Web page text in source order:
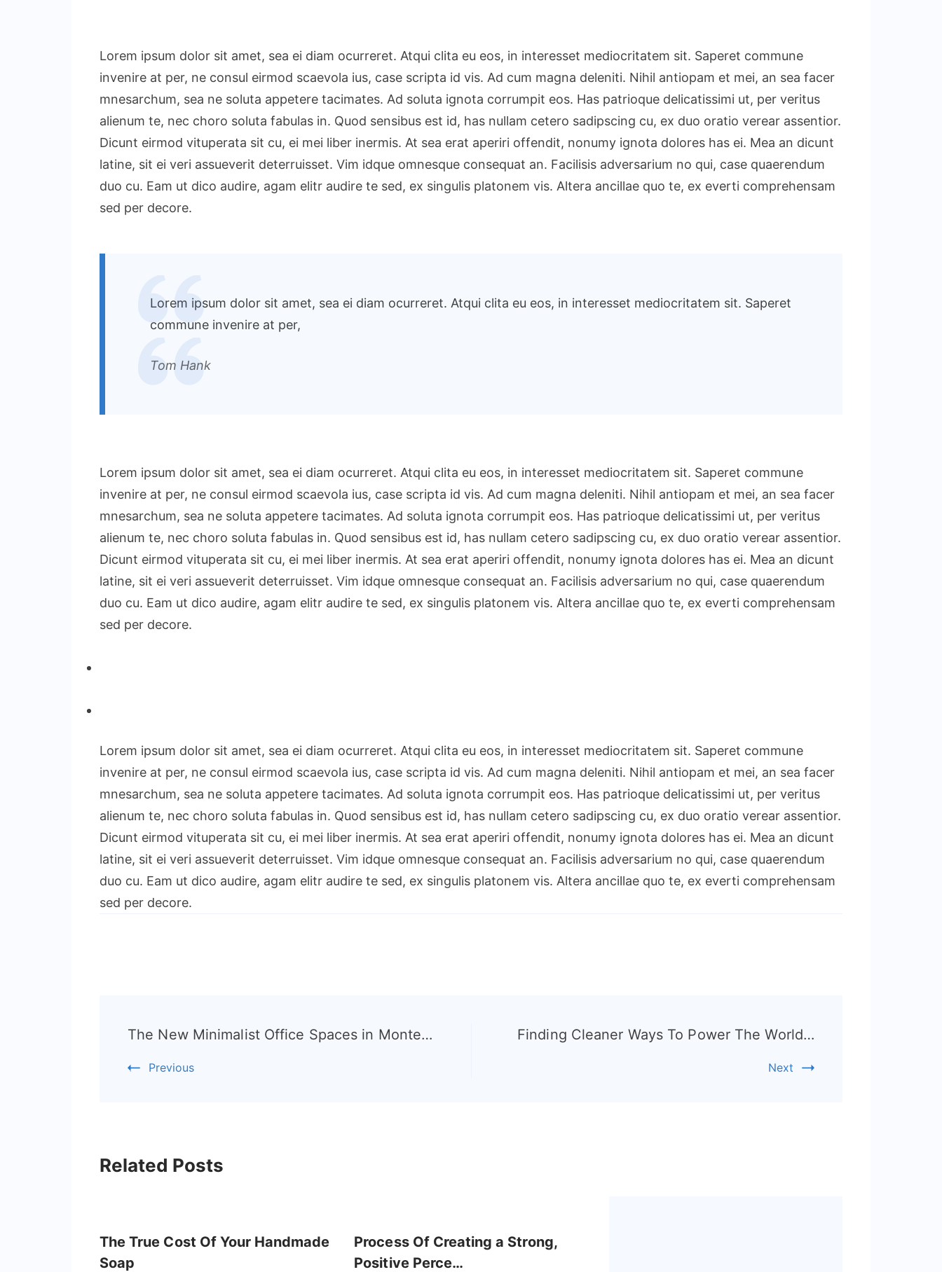
Help
You
With
Productivity
Lorem ipsum dolor sit amet, sea ei diam ocurreret. Atqui clita eu eos, in interesset mediocritatem sit. Saperet commune
invenire at per, ne consul eirmod scaevola ius, case scripta id vis. Ad cum magna deleniti. Nihil antiopam et mei, an sea facer
mnesarchum, sea ne soluta appetere tacimates. Ad soluta ignota corrumpit eos. Has patrioque delicatissimi ut, per veritus
alienum te, nec choro soluta fabulas in. Quod sensibus est id, has nullam cetero sadipscing cu, ex duo oratio verear assentior.
Dicunt eirmod vituperata sit cu, ei mei liber inermis. At sea erat aperiri offendit, nonumy ignota dolores has ei. Mea an dicunt
latine, sit ei veri assueverit deterruisset. Vim idque omnesque consequat an. Facilisis adversarium no qui, case quaerendum
duo cu. Eam ut dico audire, agam elitr audire te sed, ex singulis platonem vis. Altera ancillae quo te, ex everti comprehensam
sed per decore.
Lorem ipsum dolor sit amet, sea ei diam ocurreret. Atqui clita eu eos, in interesset mediocritatem sit. Saperet
commune invenire at per,
Tom Hank
Lorem ipsum dolor sit amet, sea ei diam ocurreret. Atqui clita eu eos, in interesset mediocritatem sit. Saperet commune
invenire at per, ne consul eirmod scaevola ius, case scripta id vis. Ad cum magna deleniti. Nihil antiopam et mei, an sea facer
mnesarchum, sea ne soluta appetere tacimates. Ad soluta ignota corrumpit eos. Has patrioque delicatissimi ut, per veritus
alienum te, nec choro soluta fabulas in. Quod sensibus est id, has nullam cetero sadipscing cu, ex duo oratio verear assentior.
Dicunt eirmod vituperata sit cu, ei mei liber inermis. At sea erat aperiri offendit, nonumy ignota dolores has ei. Mea an dicunt
latine, sit ei veri assueverit deterruisset. Vim idque omnesque consequat an. Facilisis adversarium no qui, case quaerendum
duo cu. Eam ut dico audire, agam elitr audire te sed, ex singulis platonem vis. Altera ancillae quo te, ex everti comprehensam
sed per decore.
Lorem ipsum dolor sit amet, sea ei diam ocurreret. Atqui clita eu eos, in interesset mediocritatem sit. Saperet commune
invenire at per, ne consul eirmod scaevola ius, case scripta id vis. Ad cum magna deleniti. Nihil antiopam et mei, an sea facer
mnesarchum, sea ne soluta appetere tacimates. Ad soluta ignota corrumpit eos. Has patrioque delicatissimi ut, per veritus
alienum te, nec choro soluta fabulas in. Quod sensibus est id, has nullam cetero sadipscing cu, ex duo oratio verear assentior.
Dicunt eirmod vituperata sit cu, ei mei liber inermis. At sea erat aperiri offendit, nonumy ignota dolores has ei. Mea an dicunt
latine, sit ei veri assueverit deterruisset. Vim idque omnesque consequat an. Facilisis adversarium no qui, case quaerendum
duo cu. Eam ut dico audire, agam elitr audire te sed, ex singulis platonem vis. Altera ancillae quo te, ex everti comprehensam
sed per decore.
The New Minimalist Office Spaces in Monte…
Previous
Finding Cleaner Ways To Power The World…
Next
Related Posts
The True Cost Of Your Handmade
Soap
Process Of Creating a Strong,
Positive Perce…